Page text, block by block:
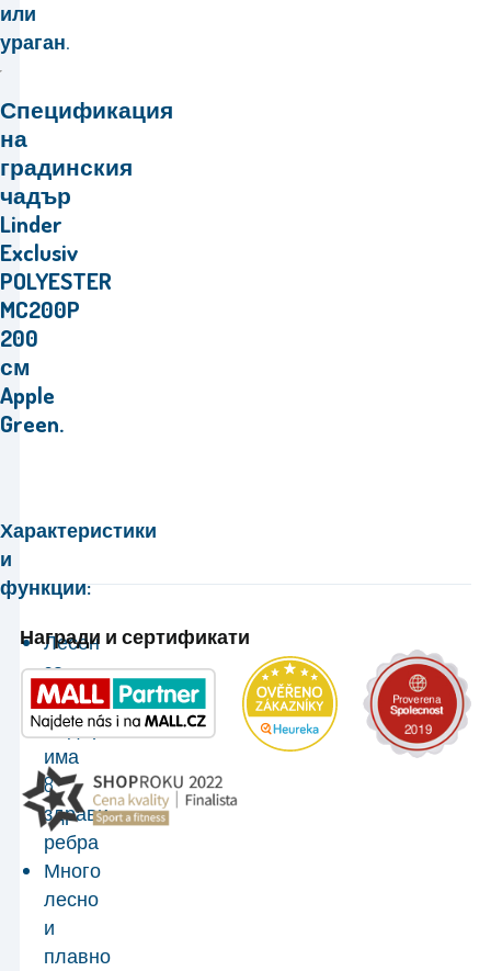
или
ураган.
Спецификация
на
градинския
чадър
Linder
Exclusiv
POLYESTER
MC200P
200
см
Apple
Green.
Характеристики
и
функции:
Лесен
за
поддръжка
Чадърът
има
8
здрави
ребра
Много
лесно
и
плавно
Награди и сертификати